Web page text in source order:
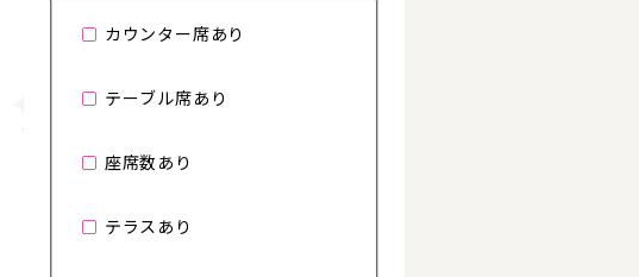
カウンター席あり
テーブル席あり
座席数あり
テラスあり